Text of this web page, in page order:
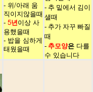
- 위/아래 움
직이지않을때
- 5년이상 사
용했을때
- 밥을 심하게
태웠을때
- 추 밑에서 김이
샐때
- 추가 자꾸 빠질
때
- 추모양은 다를
수 있습니다